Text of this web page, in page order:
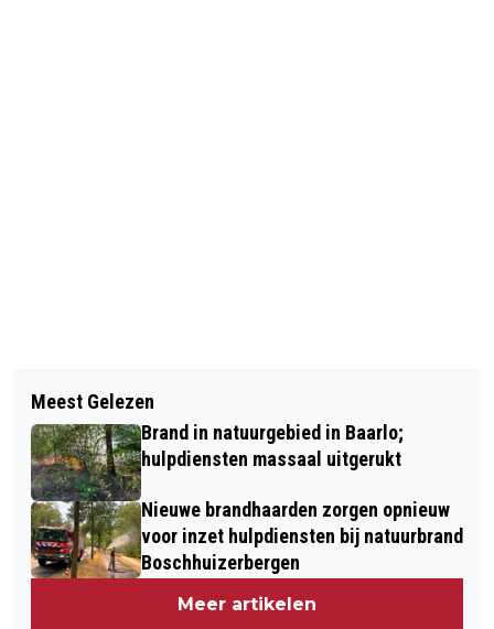
BELEEF HET PRIJZENCIRCUS OP
KOOPZONDAG 15 DECEMBER IN
BLERICK!
KWALITEIT SCHULDHULPVERLENING
IN VENLO BEZEGELD MET NVVK-
LIDMAATSCHAP
Meest Gelezen
Brand in natuurgebied in Baarlo;
hulpdiensten massaal uitgerukt
Nieuwe brandhaarden zorgen opnieuw
voor inzet hulpdiensten bij natuurbrand
Boschhuizerbergen
Meer artikelen